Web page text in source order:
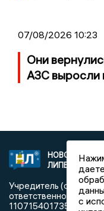
07/08/2026 10:23
Они
АЗС выросли
НОВОСТИ
ЛИПЕЦКА
Учредитель
ответственностью
1107154017354) с